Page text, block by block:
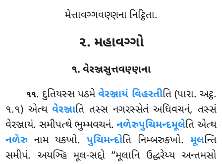
મેત્તાવગ્ગવણ્ણના નિટ્ઠિતા.
૨. મહાવગ્ગો
૧. વેરઞ્જસુત્તવણ્ણના
૧૧. દુતિયસ્સ પઠમેવેરઞ્જાયં વિહરતીતિ (પારા. અટ્ઠ.
૧.૧) એત્થવેરઞ્જાતિ તસ્સ નગરસ્સેતં અધિવચનં, તસ્સં
વેરઞ્જાયં. સમીપત્થે ભુમ્મવચનં.નળેરુપુચિમન્દમૂલેતિ એત્થ
નળેરુ નામ યક્ખો. પુચિમન્દોતિ નિમ્બરુક્ખો. મૂલન્તિ
સમીપં. અયઞ્હિ મૂલ-સદ્દો ‘‘મૂલાનિ ઉદ્ધરેય્ય અન્તમસો